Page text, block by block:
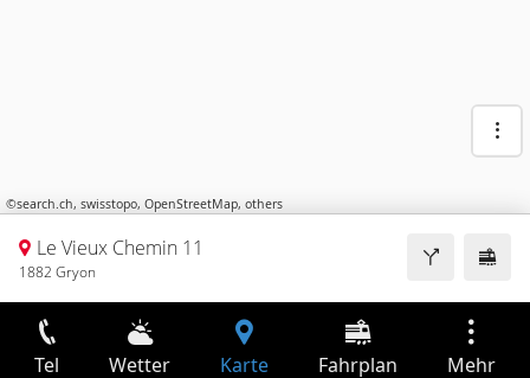
©search.ch, swisstopo, OpenStreetMap, others
Le Vieux Chemin 11
1882 Gryon
Tel Wetter Karte Fahrplan Mehr